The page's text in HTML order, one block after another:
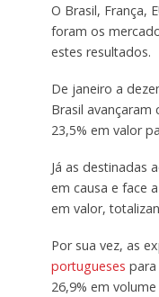
O Brasil, França,
foram os
estes resultados.
De janeiro a
Brasil avançaram
23,5% em valor
Já as destinadas
em causa e face
em valor,
Por sua vez, as
portugueses para
26,9% em